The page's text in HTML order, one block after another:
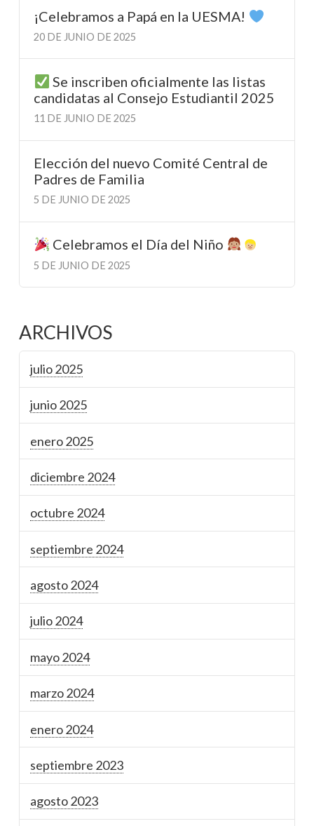
¡Celebramos a Papá en la UESMA!
20 DE JUNIO DE 2025
Se inscriben oficialmente las listas
candidatas al Consejo Estudiantil 2025
11 DE JUNIO DE 2025
Elección del nuevo Comité Central de
Padres de Familia
5 DE JUNIO DE 2025
Celebramos el Día del Niño
5 DE JUNIO DE 2025
ARCHIVOS
julio 2025
junio 2025
enero 2025
diciembre 2024
octubre 2024
septiembre 2024
agosto 2024
julio 2024
mayo 2024
marzo 2024
enero 2024
septiembre 2023
agosto 2023